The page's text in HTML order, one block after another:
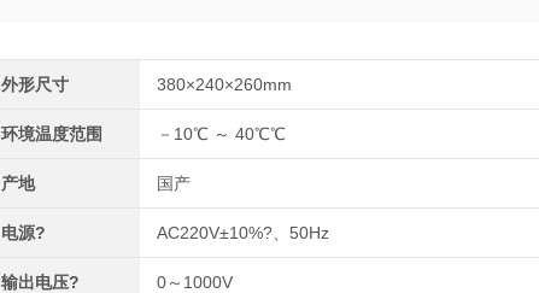
外形尺寸 380×240×260mm
环境温度范围 －10℃ ～ 40℃℃
产地 国产
电源? AC220V±10%?、50Hz
输出电压? 0～1000V